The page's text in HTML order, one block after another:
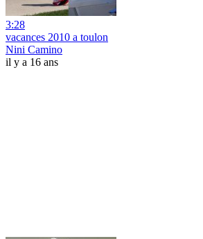
3:28
vacances 2010 a toulon
Nini Camino
il y a 16 ans